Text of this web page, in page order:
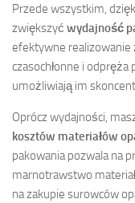
Przede wszystkim,
zwiększyć wydajność
efektywne realizowanie
czasochłonne i
umożliwiają im
Oprócz wydajności,
kosztów materiałów
pakowania pozwala na
marnotrawstwo
na zakupie surowców